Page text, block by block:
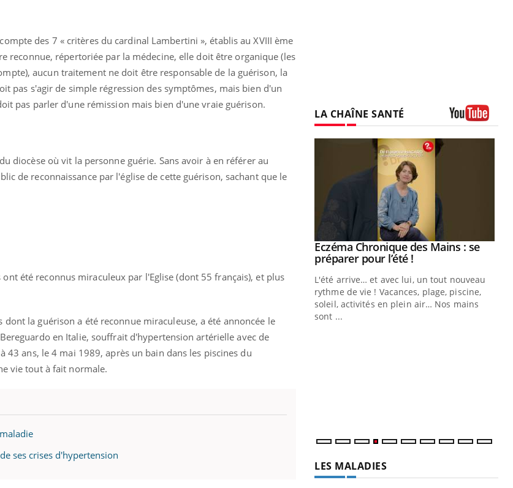
des 7 « critères du cardinal Lambertini », établis au XVIII ème
reconnue, répertoriée par la médecine, elle doit être organique (les
aucun traitement ne doit être responsable de la guérison, la
pas s'agir de simple régression des symptômes, mais bien d'un
pas parler d'une rémission mais bien d'une vraie guérison.
diocèse où vit la personne guérie. Sans avoir à en référer au
de reconnaissance par l'église de cette guérison, sachant que le
été reconnus miraculeux par l'Eglise (dont 55 français), et plus
la guérison a été reconnue miraculeuse, a été annoncée le
en Italie, souffrait d'hypertension artérielle avec de
43 ans, le 4 mai 1989, après un bain dans les piscines du
vie tout à fait normale.
ses crises d'hypertension
LA CHAÎNE SANTÉ
fer : comprendre pour
brouillard mental ou
Les symptômes de la
En 2026, l'insuline dans le diabète de type 2
Youtube
Eczéma Chronique des Mains : se
préparer pour l’été !Youtube
L'été arrive… et avec lui, un tout nouveau
rythme de vie ! Vacances, plage, piscine,
soleil, activités en plein air… Nos mains
sont ...
LES MALADIES